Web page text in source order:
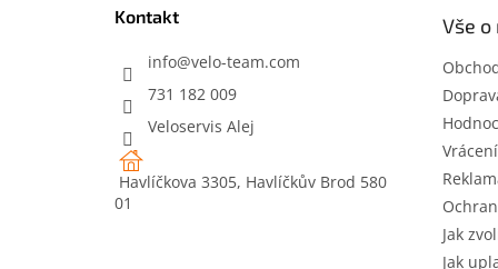
Kontakt
info@velo-team.com
731 182 009
Veloservis Alej
Havlíčkova 3305, Havlíčkův Brod 580
01
Vše o
Jak
Jak